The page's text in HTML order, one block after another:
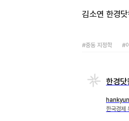
김소연 한경
#중동 지정학 #
한경닷
한국경제